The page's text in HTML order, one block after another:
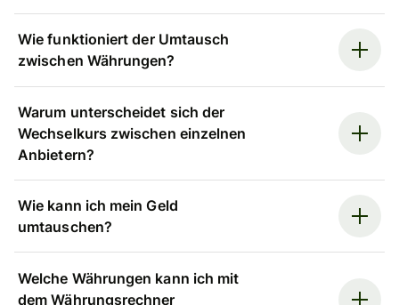
Wie funktioniert der Umtausch
zwischen Währungen?
Warum unterscheidet sich der
Wechselkurs zwischen einzelnen
Anbietern?
Wie kann ich mein Geld
umtauschen?
Welche Währungen kann ich mit
dem Währungsrechner